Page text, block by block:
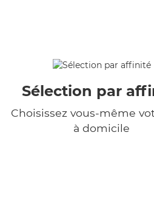
Sélection par
Choisissez vous-même
à domicile